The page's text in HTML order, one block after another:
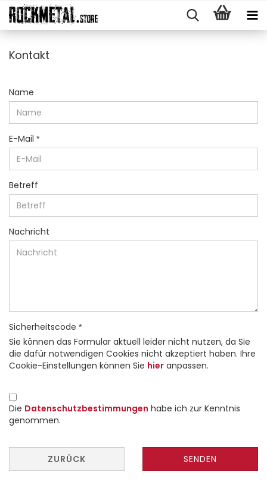
Kontakt
KONTAKT
Name
E-Mail
Betreff
Nachricht
Sicherheitscode
Sie können das Formular aktuell leider nicht nutzen, da Sie
die dafür notwendigen Cookies nicht akzeptiert haben. Ihre
Cookie-Einstellungen können Sie hier anpassen.
DATENSCHUTZBESTIMMUNGEN
Die Datenschutzbestimmungen habe ich zur Kenntnis
genommen.
ZURÜCK SENDEN